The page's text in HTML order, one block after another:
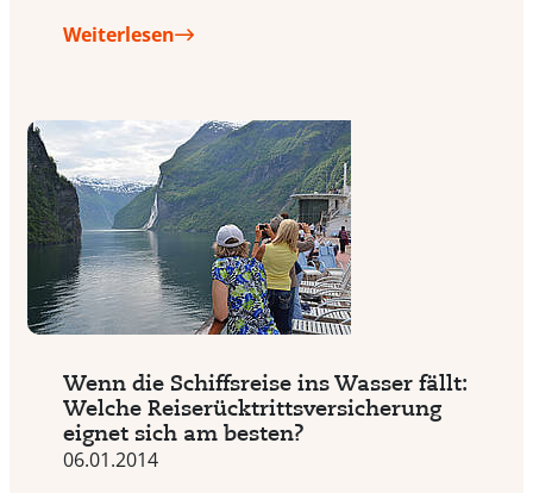
Weiterlesen
Wenn die Schiffsreise ins Wasser fällt:
Welche Reiserücktrittsversicherung
eignet sich am besten?
06.01.2014